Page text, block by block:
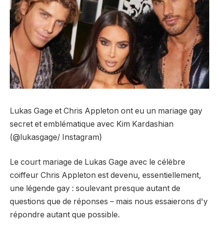
Lukas Gage et Chris Appleton ont eu un mariage gay
secret et emblématique avec Kim Kardashian
(@lukasgage/ Instagram)
Le court mariage de Lukas Gage avec le célèbre
coiffeur Chris Appleton est devenu, essentiellement,
une légende gay : soulevant presque autant de
questions que de réponses – mais nous essaierons d'y
répondre autant que possible.